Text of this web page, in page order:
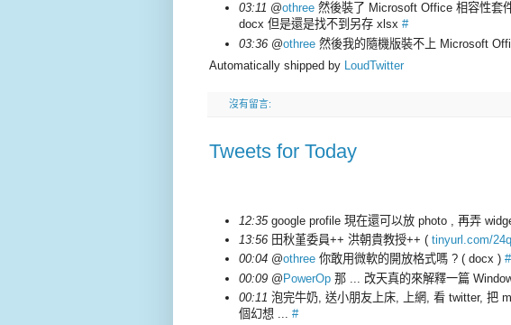
03:11 @othree 然後裝了 Microsoft Office 相容性套
docx 但是還是找不到另存 xlsx #
03:36 @othree 然後我的隨機版裝不上 Microsoft
Automatically shipped by LoudTwitter
沒有留言:
Tweets for Today
12:35google profile 現在還可以放 photo , 再弄
13:56 田秋堇委員++ 洪朝貴教授++ ( tinyurl.com/
00:04 @othree 你敢用微軟的開放格式嗎 ? ( docx ) #
00:09 @PowerOp 那 ... 改天真的來解釋一篇
00:11 泡完牛奶, 送小朋友上床, 上網, 看 twitter, 把
個幻想 ... #